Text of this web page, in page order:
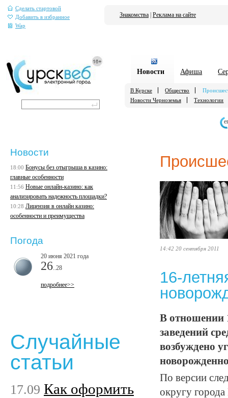
Сделать стартовой
Добавить в избранное
Wap
Знакомства Реклама на сайте
Новости Афиша
В Курске Общество
Новости Черноземья
Технологии
14:42 20 сентября 2011
16-
В отношении
заведений
возбуждено
По версии
округу
Новости
18:00 Бонусы без отыгрыша в казино:
главные особенности
11:56 Новые онлайн-казино: как
анализировать надежность площадки?
10:28 Лицензия в онлайн казино:
особенности и преимущества
Погода
20 июня 2021 года
26 ..28
подробнее>>
Случайные
статьи
17.09 Как оформить